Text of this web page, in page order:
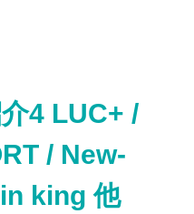
ACCESS
アクセス
CONTACT
4 LUC+ /
/ New-
king 他